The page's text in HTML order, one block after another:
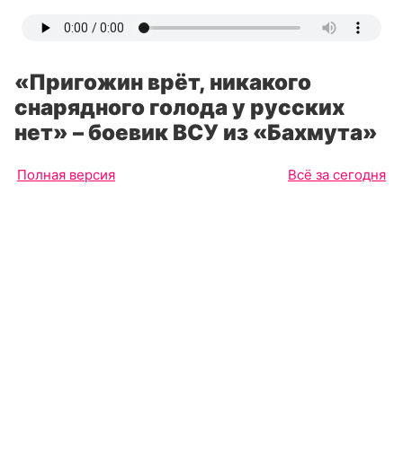
«Пригожин врёт, никакого
снарядного голода у русских
нет» – боевик ВСУ из «Бахмута»
Полная версия Всё за сегодня